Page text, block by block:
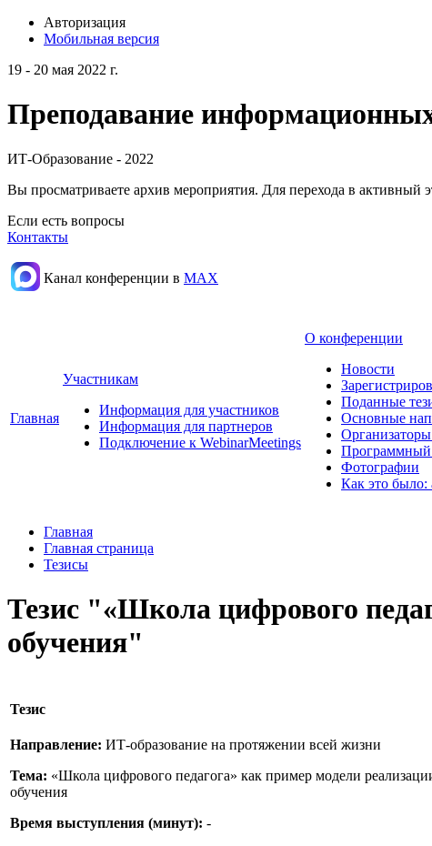
Авторизация
Мобильная версия
19 - 20 мая 2022 г.
Преподавание
ИТ-Образование - 2022
Вы просматриваете архив мероприятия. Для перехода в активный
Если есть вопросы
Контакты
Канал конференции в МАХ
Главная
Участникам
Информация для участников
Информация для партнеров
Подключение к WebinarMeetings
О конференции
Новости
Поданные
Основные
Программный
Фотографии
Как это было:
Главная
Главная страница
Тезисы
Тезис "«Школа цифрового
обучения"
Тезис
Направление: ИТ-образование на протяжении всей жизни
Тема: «Школа цифрового педагога» как пример модели
обучения
Время выступления (минут): -